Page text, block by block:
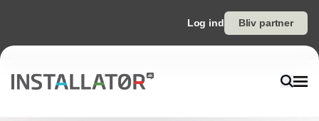
Log ind Bliv partner